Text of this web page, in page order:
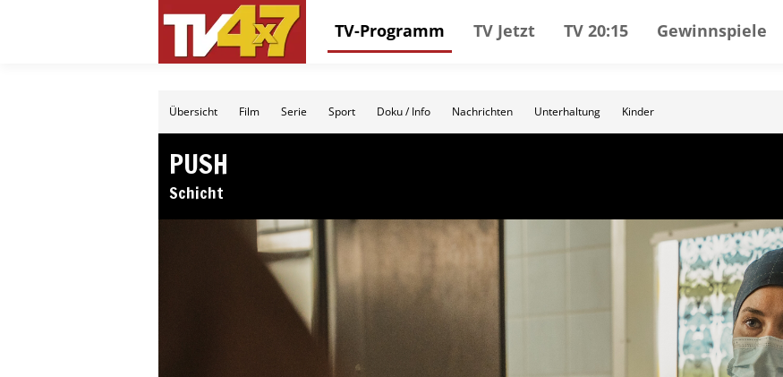
TV-Programm TV Jetzt TV 20:15 Gewinnspiele
Übersicht Film Serie Sport Doku / Info Nachrichten Unterhaltung Kinder
PUSH
Schicht